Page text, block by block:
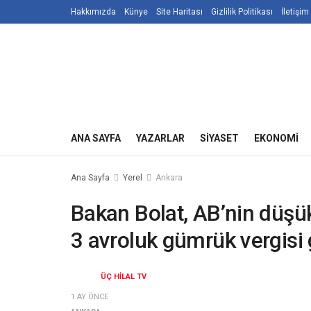
Hakkımızda Künye Site Haritası Gizlilik Politikası İletişim
ANA SAYFA YAZARLAR SIYASET EKONOMI
Ana Sayfa Yerel Ankara
Bakan Bolat, AB’nin
3 avroluk gümrük
ÜÇ HILAL TV
1 AY ÖNCE